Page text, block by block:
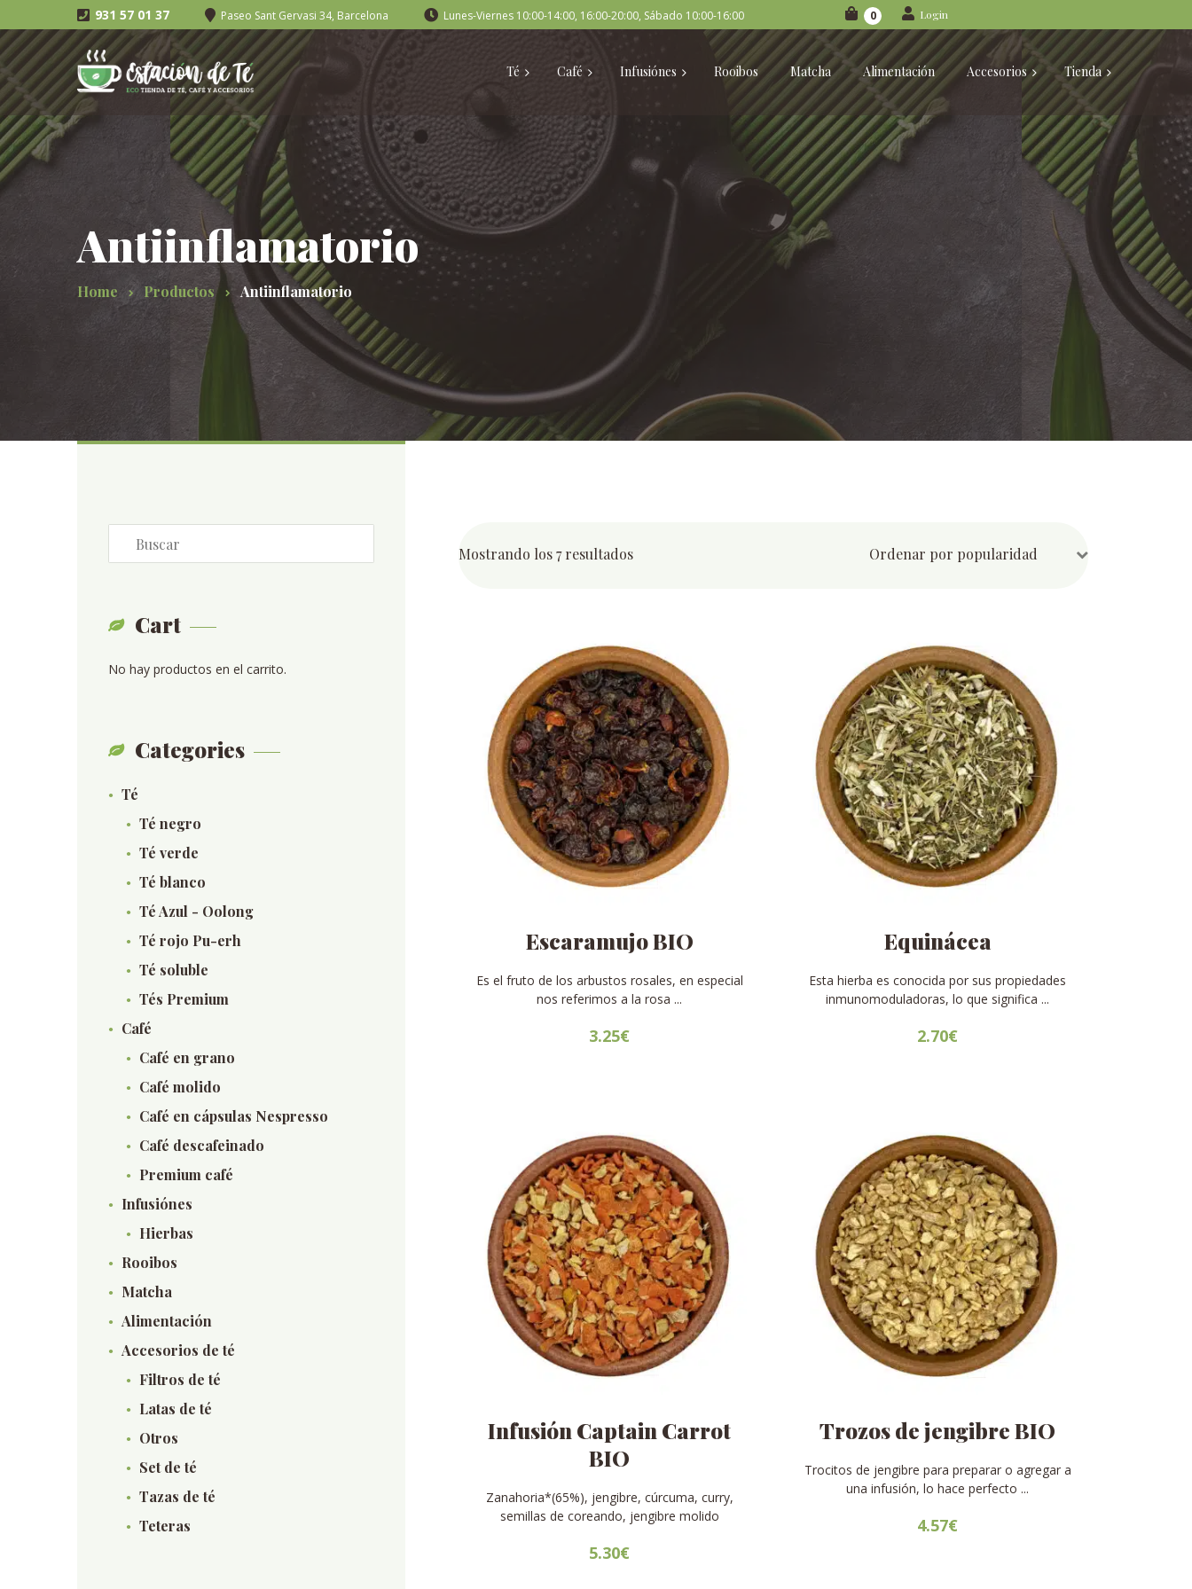
931 57 01 37 Paseo Sant Gervasi 34, Barcelona Lunes-Viernes 10:00-14:00, 16:00-20:00, Sábado 10:00-16:00 0 Login
Té Café Infusiónes Rooibos Matcha Alimentación Accesorios Tienda
Antiinflamatorio
Home Productos Antiinflamatorio
Mostrando los 7 resultados
Escaramujo BIO
Es el fruto de los arbustos rosales, en especial
nos referimos a la rosa ...
3.25€
variantes.
Las
opciones
se
pueden
elegir
en
la
página
de
producto
Equinácea
Esta hierba es conocida por sus propiedades
inmunomoduladoras, lo que significa ...
2.70€
variantes.
Las
opciones
se
pueden
elegir
en
la
página
de
producto
Infusión Captain Carrot
BIO
Zanahoria*(65%), jengibre, cúrcuma, curry,
semillas de coreando, jengibre molido
5.30€
Trozos de jengibre BIO
Trocitos de jengibre para preparar o agregar a
una infusión, lo hace perfecto ...
4.57€
Cart
No hay productos en el carrito.
Categories
Té
Té negro
Té verde
Té blanco
Té Azul - Oolong
Té rojo Pu-erh
Té soluble
Tés Premium
Café
Café en grano
Café molido
Café en cápsulas Nespresso
Café descafeinado
Premium café
Infusiónes
Hierbas
Rooibos
Matcha
Alimentación
Accesorios de té
Filtros de té
Latas de té
Otros
Set de té
Tazas de té
Teteras